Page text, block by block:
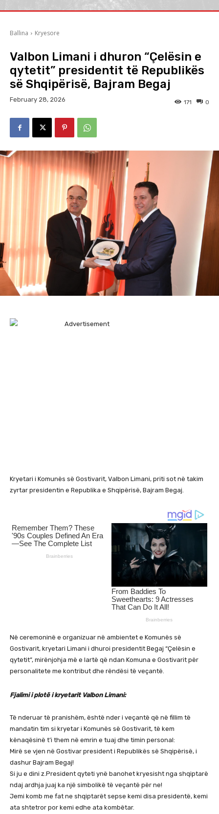
Ballina Kryesore
Valbon Limani i dhuron “Çelësin e
qytetit” presidentit të Republikës
së Shqipërisë, Bajram Begaj
February 28, 2026 0
171
Kryetari i Komunës së Gostivarit, Valbon Limani, priti sot në takim
zyrtar presidentin e Republika e Shqipërisë, Bajram Begaj.
Në ceremoninë e organizuar në ambientet e Komunës së
Gostivarit, kryetari Limani i dhuroi presidentit Begaj “Çelësin e
qytetit”, mirënjohja më e lartë që ndan Komuna e Gostivarit për
personalitete me kontribut dhe rëndësi të veçantë.
Fjalimi i plotë i kryetarit Valbon Limani:
Të nderuar të pranishëm, është nder i veçantë që në fillim të
mandatin tim si kryetar i Komunës së Gostivarit, të kem
kënaqësinë t’i them në emrin e tuaj dhe timin personal:
Mirë se vjen në Gostivar president i Republikës së Shqipërisë, i
dashur Bajram Begaj!
Si ju e dini z.President qyteti ynë banohet kryesisht nga shqiptarë
ndaj ardhja juaj ka një simbolikë të veçantë për ne!
Jemi komb me fat ne shqiptarët sepse kemi disa presidentë, kemi
ata shtetror por kemi edhe ata kombëtar.